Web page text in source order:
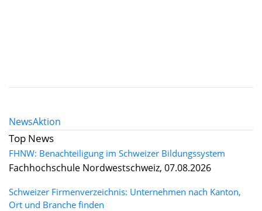
NewsAktion
Top News
FHNW: Benachteiligung im Schweizer Bildungssystem
Fachhochschule Nordwestschweiz, 07.08.2026
Schweizer Firmenverzeichnis: Unternehmen nach Kanton,
Ort und Branche finden